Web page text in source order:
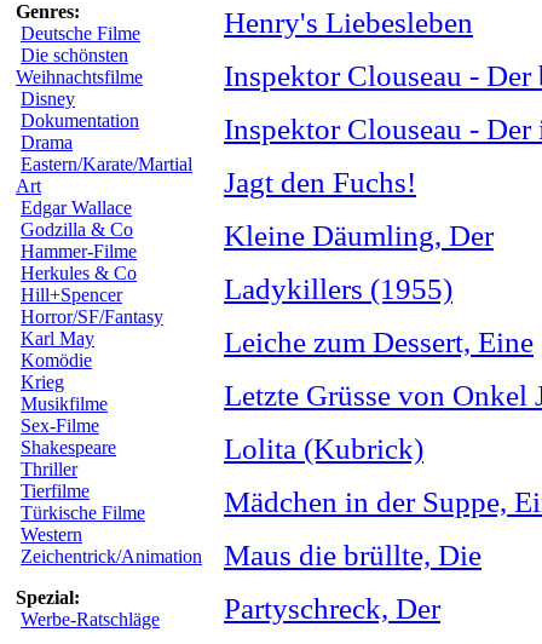
Genres:
Deutsche Filme
Die schönsten
Weihnachtsfilme
Disney
Dokumentation
Drama
Eastern/Karate/Martial
Art
Edgar Wallace
Godzilla & Co
Hammer-Filme
Herkules & Co
Hill+Spencer
Horror/SF/Fantasy
Karl May
Komödie
Krieg
Musikfilme
Sex-Filme
Shakespeare
Thriller
Tierfilme
Türkische Filme
Western
Zeichentrick/Animation
Spezial:
Werbe-Ratschläge
Henry's Liebesleben
Inspektor Clouseau -
Inspektor Clouseau -
Jagt den Fuchs!
Kleine Däumling, Der
Ladykillers (1955)
Leiche zum Dessert, Eine
Letzte Grüsse von Onkel
Lolita (Kubrick)
Mädchen in der Suppe,
Maus die brüllte, Die
Partyschreck, Der